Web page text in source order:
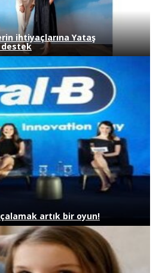
ihtiyaçlarına Yataş
destek
artık bir oyun!